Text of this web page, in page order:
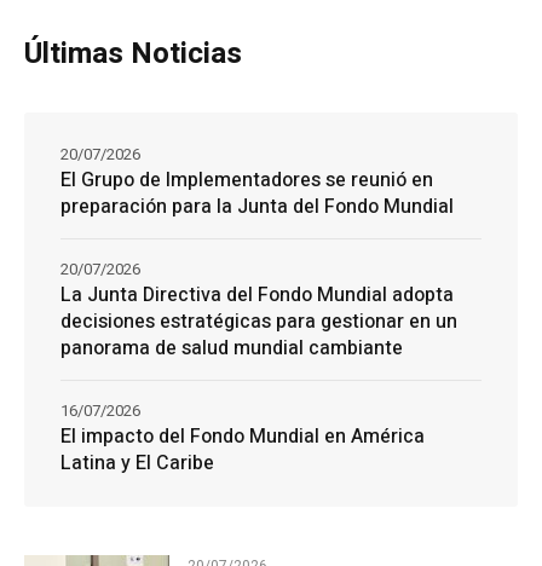
Últimas Noticias
El Grupo de Implementadores se reunió en
preparación para la Junta del Fondo Mundial
20/07/2026
La Junta Directiva del Fondo Mundial adopta
decisiones estratégicas para gestionar en un
panorama de salud mundial cambiante
20/07/2026
El impacto del Fondo Mundial en América
Latina y El Caribe
16/07/2026